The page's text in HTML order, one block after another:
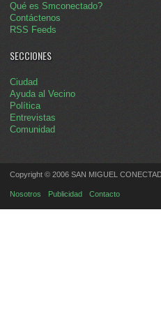
Qué es Smconectado?
Contáctenos
RSS Feeds
SECCIONES
Ciudad
Ayuda al Vecino
Política
Entrevistas
Comunidad
Copyright © 2006 SAN MIGUEL
Nosotros Publicidad Contacto